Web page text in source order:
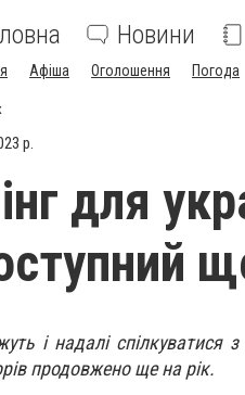
Новини
Афіша Оголошення Погода
р.
для
і надалі
продовжено ще на рік.